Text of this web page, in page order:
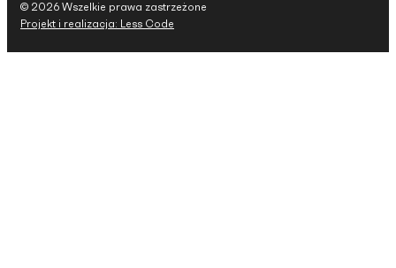
© 2026 Wszelkie prawa zastrzeżone
Projekt i realizacja: Less Code